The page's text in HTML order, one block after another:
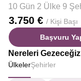
10 Gün 2 Ülke 9
3.750 € / Kişi Başı
Başvuru
Nereleri
ÜlkelerŞehirler